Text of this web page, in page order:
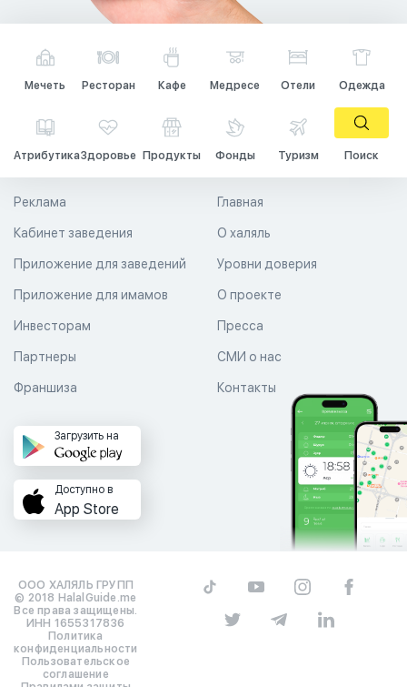
Мечеть Ресторан Кафе Медресе Отели Одежда
АтрибутикаЗдоровье Продукты Фонды Туризм Поиск
Главная
О халяль
Уровни доверия
Реклама
Кабинет заведения
Приложение для заведений
Приложение для имамов О проекте
Пресса
СМИ о нас
Контакты
Инвесторам
Партнеры
Франшиза
Загрузить на
Доступно в
App Store
ООО ХАЛЯЛЬ ГРУПП
© 2018 HalalGuide.me
Все права защищены.
ИНН 1655317836
Политика
конфиденциальности
Пользовательское
соглашение